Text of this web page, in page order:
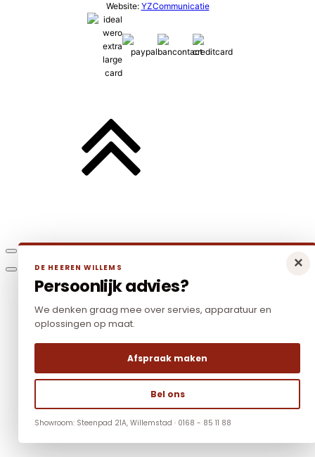
Website: YZCommunicatie
×
DE HEEREN WILLEMS
Persoonlijk advies?
We denken graag mee over servies, apparatuur en
oplossingen op maat.
Afspraak maken
Bel ons
Showroom: Steenpad 21A, Willemstad · 0168 - 85 11 88